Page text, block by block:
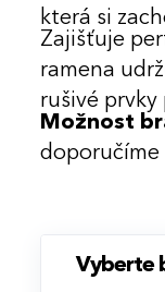
která si
Zajišťuje
ramena
rušivé
Možnost
doporučíme
Vyberte